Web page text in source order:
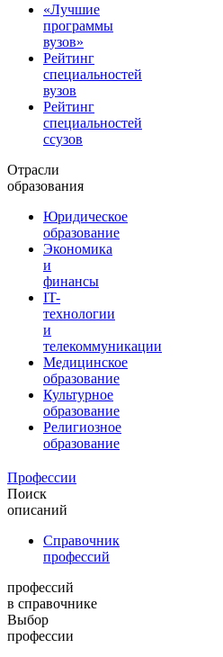
«Лучшие
программы
вузов»
Рейтинг
специальностей
вузов
Рейтинг
специальностей
ссузов
Отрасли
образования
Юридическое
образование
Экономика
и
финансы
IT-
технологии
и
телекоммуникации
Медицинское
образование
Культурное
образование
Религиозное
образование
Профессии
Поиск
описаний
Справочник
профессий
профессий
в справочнике
Выбор
профессии